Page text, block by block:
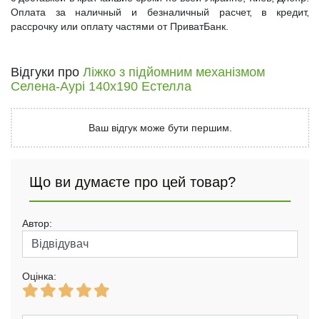
Оплата за наличный и безналичный расчет, в кредит,
рассрочку или оплату частями от ПриватБанк.
Відгуки про Ліжко з підйомним механізмом
Селена-Аурі 140x190 Естелла
Ваш відгук може бути першим.
Що ви думаєте про цей товар?
Автор:
Оцінка: